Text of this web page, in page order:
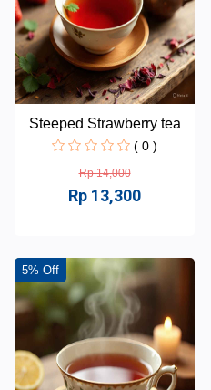
Steeped Strawberry tea
( 0 )
Rp 14,000
Rp 13,300
5% Off